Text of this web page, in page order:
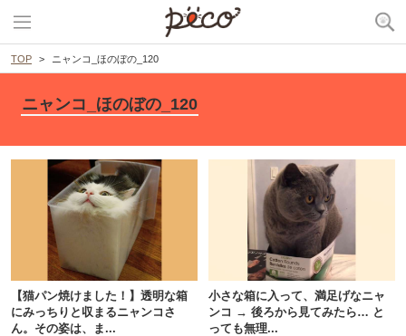
TOP ニャンコ_ほのぼの_120
ニャンコ_ほのぼの_120
【猫パン焼けました！】透明な箱
にみっちりと収まるニャンコさ
ん。その姿は、ま...
小さな箱に入って、満足げなニャ
ンコ → 後ろから見てみたら… と
っても無理...